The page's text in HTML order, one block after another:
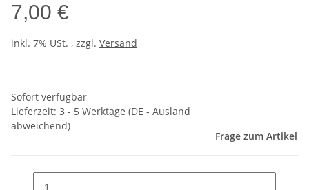
7,00 €
inkl. 7% USt. , zzgl. Versand
Sofort verfügbar
Lieferzeit: 3 - 5 Werktage (DE - Ausland
abweichend)
Frage zum Artikel